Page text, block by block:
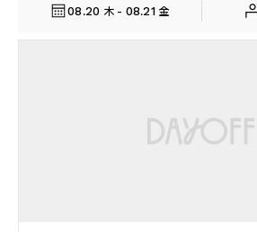
08.20 木 - 08.21 金